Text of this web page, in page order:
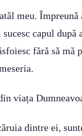
meu.
capul
fără să
viața
dintre ei,